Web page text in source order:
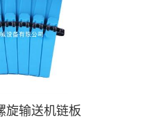
旋输送机链板